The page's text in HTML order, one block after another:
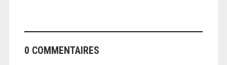
0 COMMENTAIRES